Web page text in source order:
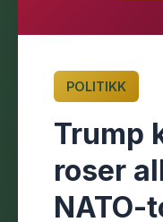
POLITIKK
Trump
roser
NATO-